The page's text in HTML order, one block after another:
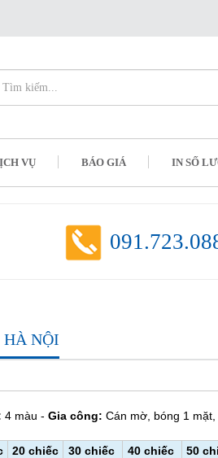
VỤ BÁO GIÁ IN SỐ
NỘI
4 màu - Gia công: Cán mờ, bóng 1
20 chiếc 30 chiếc 40 chiếc 50